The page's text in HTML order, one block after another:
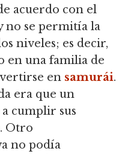
acuerdo con el
no se permitía la
niveles; es decir,
en una familia de
en samurái.
era que un
cumplir sus
Otro
no podía